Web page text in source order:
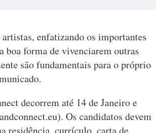
enfatizando os importantes
boa forma de vivenciarem outras
são fundamentais para o próprio
decorrem até 14 de Janeiro e
Os candidatos devem